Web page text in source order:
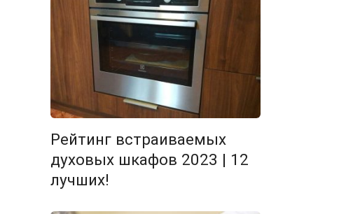
Рейтинг встраиваемых
духовых шкафов 2023 | 12
лучших!